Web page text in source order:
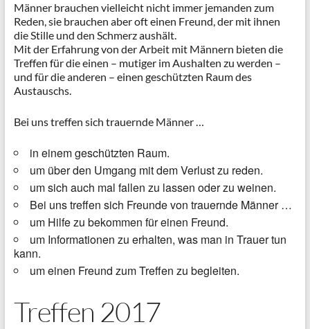
Männer brauchen vielleicht nicht immer jemanden zum
Reden, sie brauchen aber oft einen Freund, der mit ihnen
die Stille und den Schmerz aushält.
Mit der Erfahrung von der Arbeit mit Männern bieten die
Treffen für die einen – mutiger im Aushalten zu werden –
und für die anderen – einen geschützten Raum des
Austauschs.
Bei uns treffen sich trauernde Männer …
in einem geschützten Raum.
um über den Umgang mit dem Verlust zu reden.
um sich auch mal fallen zu lassen oder zu weinen.
Bei uns treffen sich Freunde von trauernde Männer …
um Hilfe zu bekommen für einen Freund.
um Informationen zu erhalten, was man in Trauer tun
kann.
um einen Freund zum Treffen zu begleiten.
Treffen 2017